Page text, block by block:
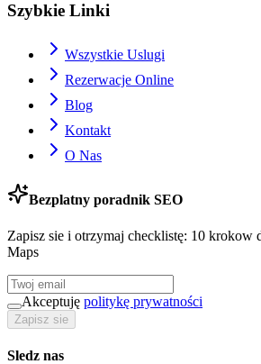
Szybkie Linki
Wszystkie Uslugi
Rezerwacje Online
Blog
Kontakt
O Nas
Bezplatny poradnik SEO
Zapisz sie i otrzymaj checklistę: 10 krokow
Maps
Akceptuję politykę prywatności
Zapisz sie
Sledz nas